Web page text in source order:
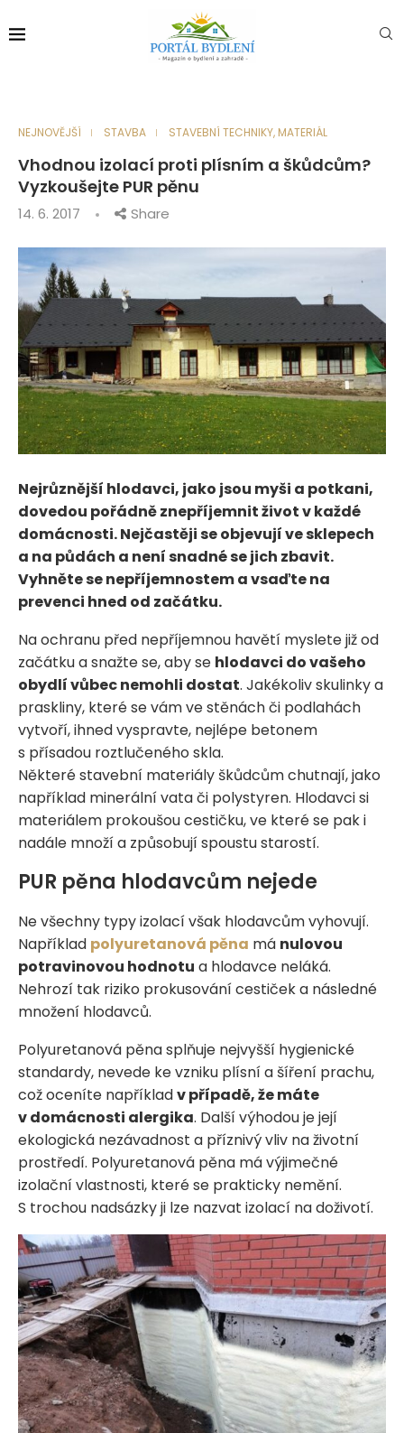
NEJNOVĚJŠÍ STAVBA STAVEBNÍ TECHNIKY, MATERIÁL
Vhodnou izolací proti plísním a škůdcům?
Vyzkoušejte PUR pěnu
14. 6. 2017 Share
Nejrůznější hlodavci, jako jsou myši a potkani,
dovedou pořádně znepříjemnit život v každé
domácnosti. Nejčastěji se objevují ve sklepech
a na půdách a není snadné se jich zbavit.
Vyhněte se nepříjemnostem a vsaďte na
prevenci hned od začátku.
Na ochranu před nepříjemnou havětí myslete již od
začátku a snažte se, aby se hlodavci do vašeho
obydlí vůbec nemohli dostat. Jakékoliv skulinky a
praskliny, které se vám ve stěnách či podlahách
vytvoří, ihned vyspravte, nejlépe betonem
s přísadou roztlučeného skla.
Některé stavební materiály škůdcům chutnají, jako
například minerální vata či polystyren. Hlodavci si
materiálem prokoušou cestičku, ve které se pak i
nadále množí a způsobují spoustu starostí.
PUR pěna hlodavcům nejede
Ne všechny typy izolací však hlodavcům vyhovují.
Například polyuretanová pěna má nulovou
potravinovou hodnotu a hlodavce neláká.
Nehrozí tak riziko prokusování cestiček a následné
množení hlodavců.
Polyuretanová pěna splňuje nejvyšší hygienické
standardy, nevede ke vzniku plísní a šíření prachu,
což oceníte napříkladv případě, že máte
v domácnosti alergika. Další výhodou je její
ekologická nezávadnost a příznivý vliv na životní
prostředí. Polyuretanová pěna má výjimečné
izolační vlastnosti, které se prakticky nemění.
S trochou nadsázky ji lze nazvat izolací na doživotí.